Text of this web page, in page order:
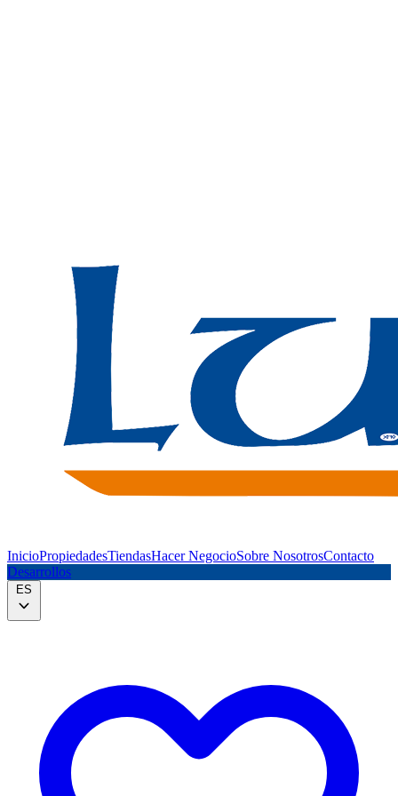
InicioPropiedadesTiendasHacer NegocioSobre NosotrosContacto
Desarrollos